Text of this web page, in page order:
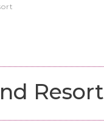
Resort